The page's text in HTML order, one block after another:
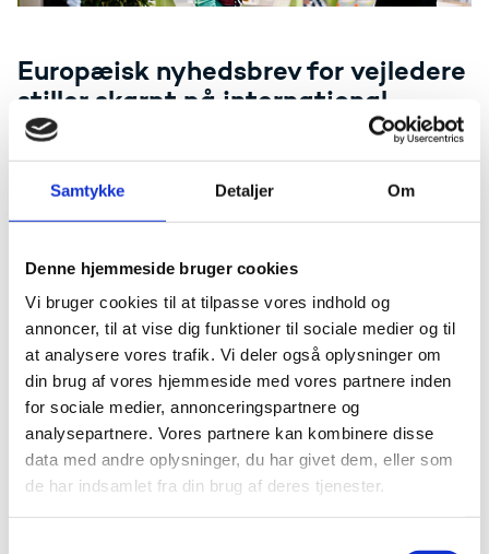
Samtykke Detaljer Om
Denne hjemmeside bruger cookies
Vi bruger cookies til at tilpasse vores indhold og
annoncer, til at vise dig funktioner til sociale medier og til
at analysere vores trafik. Vi deler også oplysninger om
din brug af vores hjemmeside med vores partnere inden
for sociale medier, annonceringspartnere og
analysepartnere. Vores partnere kan kombinere disse
data med andre oplysninger, du har givet dem, eller som
de har indsamlet fra din brug af deres tjenester.
Europæisk nyhedsbrev for vejledere
stiller skarpt på international
mobilitet
I nyhedsbrevet Insight fortæller en række
repræsentanter for uddannelses- og
unge til at rejse ud.
Læs nyhedsbrevet Insight
Unge kan rejse ud som frivillige
med Europæisk Volontørtjeneste
I en ny inspirationsvideo fortæller en række unge
mennesker om deres erfaringer med at rejse ud og